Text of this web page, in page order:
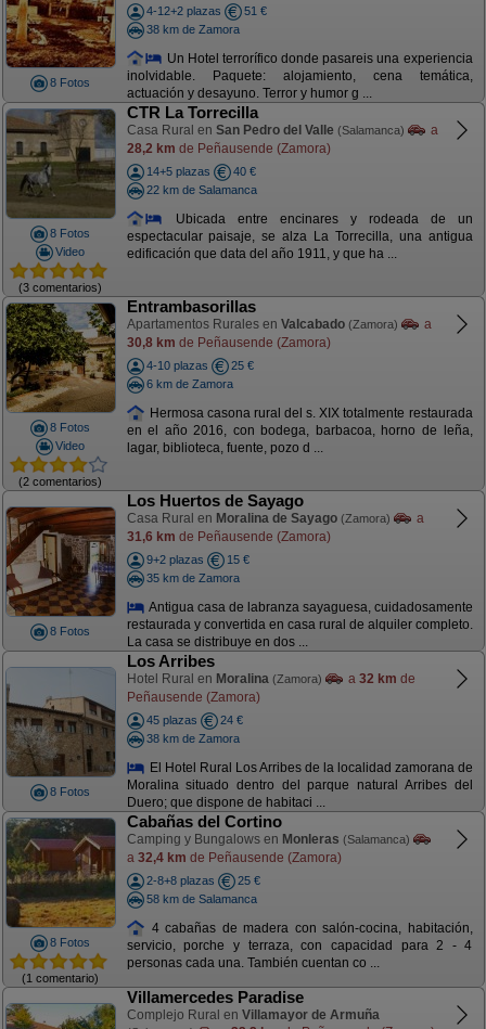
8 Fotos
4-12+2 plazas
51 €
38 km de Zamora
Un Hotel terrorífico donde pasareis una experiencia
inolvidable. Paquete: alojamiento, cena temática,
actuación y desayuno. Terror y humor g ...
8 Fotos
Video
(3 comentarios)
CTR La Torrecilla
Casa Rural en San Pedro del Valle (Salamanca)
a
28,2 km de Peñausende (Zamora)
14+5 plazas
40 €
22 km de Salamanca
Ubicada entre encinares y rodeada de un
espectacular paisaje, se alza La Torrecilla, una antigua
edificación que data del año 1911, y que ha ...
8 Fotos
Video
(2 comentarios)
Entrambasorillas
Apartamentos Rurales en Valcabado (Zamora)
a
30,8 km de Peñausende (Zamora)
4-10 plazas
25 €
6 km de Zamora
Hermosa casona rural del s. XIX totalmente restaurada
en el año 2016, con bodega, barbacoa, horno de leña,
lagar, biblioteca, fuente, pozo d ...
8 Fotos
Los Huertos de Sayago
Casa Rural en Moralina de Sayago (Zamora)
a
31,6 km de Peñausende (Zamora)
9+2 plazas
15 €
35 km de Zamora
Antigua casa de labranza sayaguesa, cuidadosamente
restaurada y convertida en casa rural de alquiler completo.
La casa se distribuye en dos ...
8 Fotos
Los Arribes
Hotel Rural en Moralina (Zamora) a 32 km de
Peñausende (Zamora)
45 plazas
24 €
38 km de Zamora
El Hotel Rural Los Arribes de la localidad zamorana de
Moralina situado dentro del parque natural Arribes del
Duero; que dispone de habitaci ...
8 Fotos
(1 comentario)
Cabañas del Cortino
Camping y Bungalows en Monleras (Salamanca)
a 32,4 km de Peñausende (Zamora)
2-8+8 plazas
25 €
58 km de Salamanca
4 cabañas de madera con salón-cocina, habitación,
servicio, porche y terraza, con capacidad para 2 - 4
personas cada una. También cuentan co ...
Villamercedes Paradise
Complejo Rural en Villamayor de Armuña